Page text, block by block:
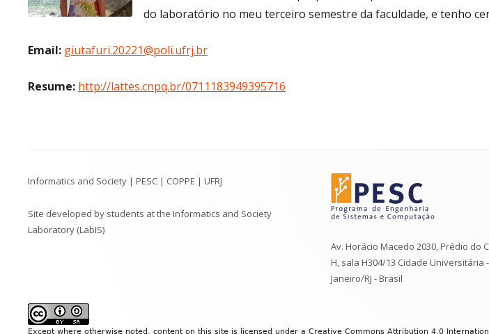
CONGRESSO
do laboratório no meu terceiro semestre da faculdade, e tenho
Email: giutafuri.20221@poli.ufrj.br
Resume: http://lattes.cnpq.br/0711183949395716
Content
Informatics and Society | PESC | COPPE | UFRJ
Site developed by students at the Informatics and Society
Laboratory (LabIS)
Av. Horácio Macedo 2030, Prédio do
H, sala H304/13 Cidade Universitária -
Janeiro/RJ - Brasil
Except where otherwise noted, content on this site is licensed under a Creative Commons Attribution 4.0